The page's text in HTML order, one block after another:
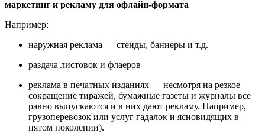
маркетинг и рекламу для офлайн-формата
Например:
наружная реклама — стенды, баннеры и т.д.
раздача листовок и флаеров
реклама в печатных изданиях — несмотря на резкое
сокращение тиражей, бумажные газеты и журналы все
равно выпускаются и в них дают рекламу. Например,
грузоперевозок или услуг гадалок и ясновидящих в
пятом поколении).